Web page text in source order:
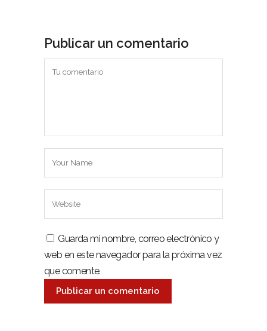
Publicar un comentario
Guarda mi nombre, correo electrónico y
web en este navegador para la próxima vez
que comente.